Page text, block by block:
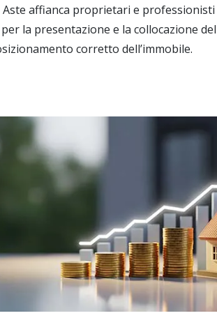
affianca proprietari e
la presentazione e la collocazione
corretto dell’immobile.